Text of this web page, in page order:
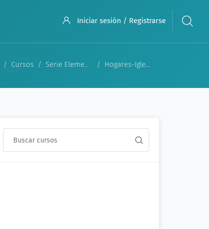
Iniciar sesión / Registrarse
Cursos Serie Elemental Hogares-Iglesias